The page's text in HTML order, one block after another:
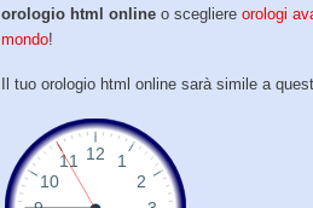
orologio html online o scegliereorologi
mondo!
Il tuo orologio html online sarà simile a